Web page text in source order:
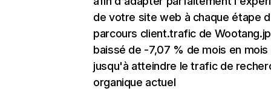
de votre site web à chaque étape
parcours client.trafic de
baissé de -7,07 % de mois en mois
jusqu'à atteindre le trafic de
organique actuel